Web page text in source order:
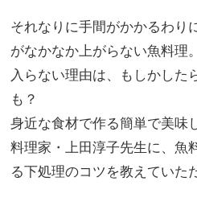
ぜ
今、
NO
T A
な
の？
それなりに手間がかかるわり
がなかなか上がらない魚料理
入らない理由は、もしかした
も？
身近な食材で作る簡単で美味
料理家・上田淳子先生に、魚
る下処理のコツを教えていた